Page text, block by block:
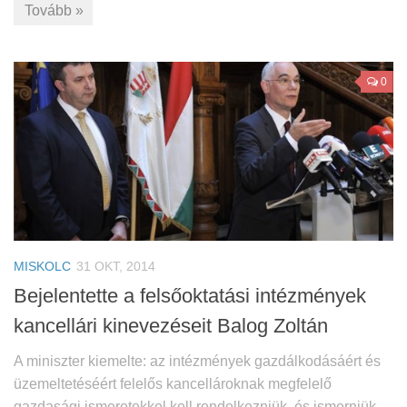
Tovább »
0
MISKOLC 31 OKT, 2014
Bejelentette a felsőoktatási intézmények
kancellári kinevezéseit Balog Zoltán
A miniszter kiemelte: az intézmények gazdálkodásáért és
üzemeltetéséért felelős kancellároknak megfelelő